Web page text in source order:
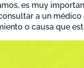
es muy
a un
o causa que